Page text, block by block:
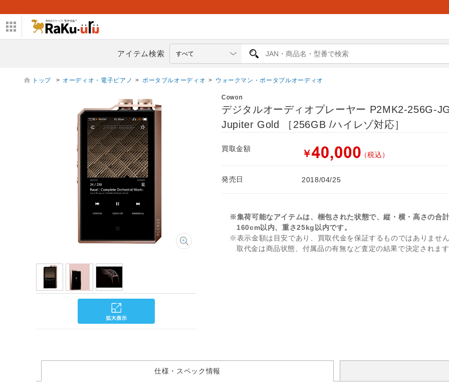
アイテム検索
トップ > オーディオ・電子ピアノ > ポータブルオーディオ > ウォークマン・ポータブルオーディオ
Cowon
デジタルオーディオプレーヤー P2MK2-256G-
Jupiter Gold ［256GB /ハイレゾ対応］
買取金額 ￥ （税込）
発売日 2018/04/25
※集荷可能なアイテムは、梱包された状態で、縦・横・高さの合
160cm以内、重さ25kg以内です。
※表示金額は目安であり、買取代金を保証するものではありませ
取代金は商品状態、付属品の有無など査定の結果で決定されま
仕様・スペック情報